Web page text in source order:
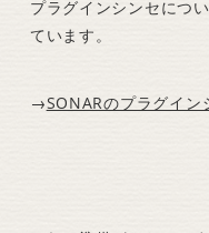
プラグインシンセにつ
ています。
→SONARのプラグイン